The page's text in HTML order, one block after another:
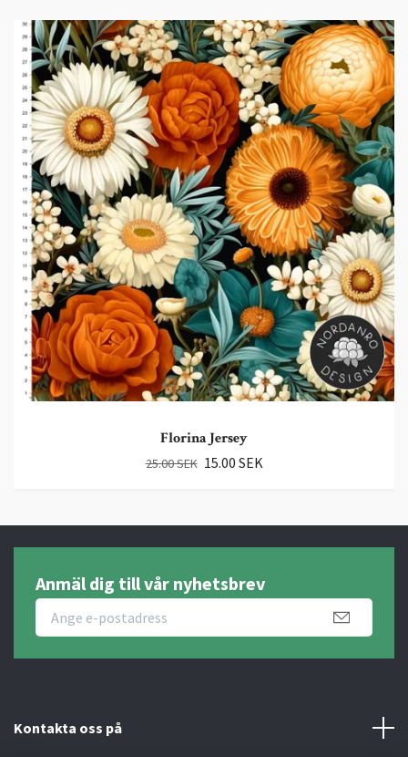
Florina Jersey
25.00 SEK 15.00 SEK
Anmäl dig till vår nyhetsbrev
Kontakta oss på